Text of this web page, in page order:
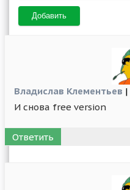
Добавить
Владислав Клементьев |
И снова free version
Ответить